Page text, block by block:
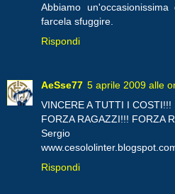
Abbiamo
farcela sfuggire.
Rispondi
AeSse77 5 aprile 2009 alle
VINCERE A TUTTI I COSTI!!!
FORZA RAGAZZI!!! FORZA
Sergio
Rispondi